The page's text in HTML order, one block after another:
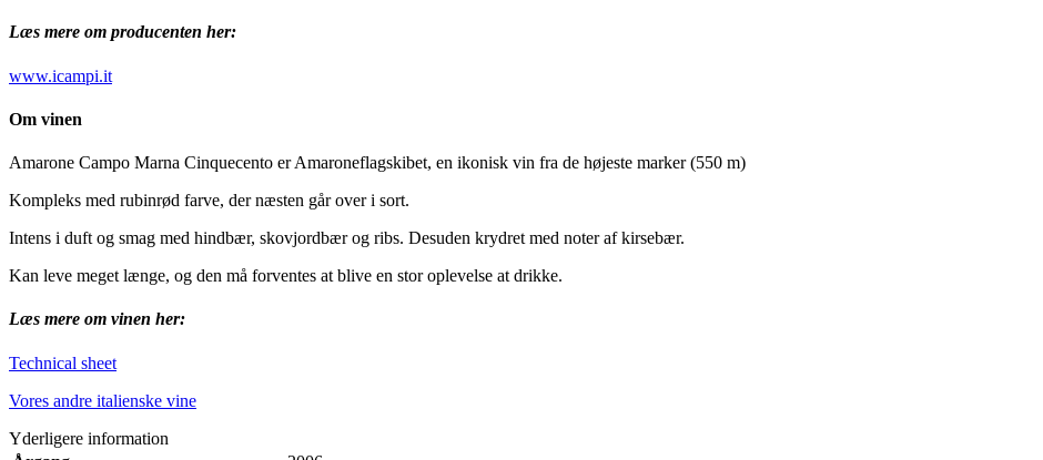
Læs mere om producenten her:
www.icampi.it
Om vinen
Amarone Campo Marna Cinquecento er Amaroneflagskibet, en ikonisk vin fra de højeste marker (550 m)
Kompleks med rubinrød farve, der næsten går over i sort.
Intens i duft og smag med hindbær, skovjordbær og ribs. Desuden krydret med noter af kirsebær.
Kan leve meget længe, og den må forventes at blive en stor oplevelse at drikke.
Læs mere om vinen her:
Technical sheet
Vores andre italienske vine
Yderligere information